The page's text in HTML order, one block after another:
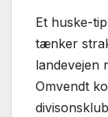
Et huske-
tænker
landevejen
Omvendt